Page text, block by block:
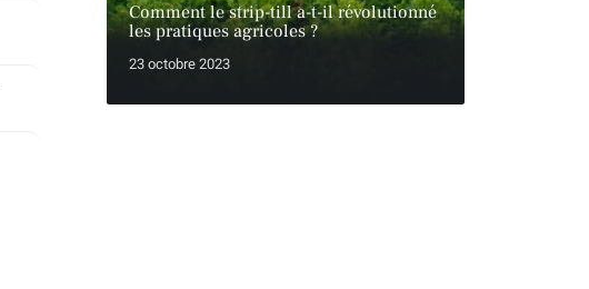
Comment le strip-till a-t-il révolutionné
les pratiques agricoles ?
23 octobre 2023